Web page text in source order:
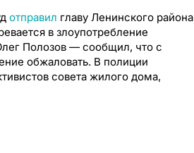
отправил главу Ленинского района
в злоупотребление
Полозов — сообщил, что с
обжаловать. В полиции
совета жилого дома,